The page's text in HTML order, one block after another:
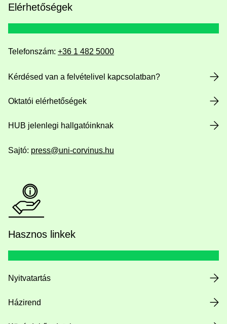
Elérhetőségek
Telefonszám: +36 1 482 5000
Kérdésed van a felvételivel kapcsolatban?
Oktatói elérhetőségek
HUB jelenlegi hallgatóinknak
Sajtó: press@uni-corvinus.hu
Hasznos linkek
Nyitvatartás
Házirend